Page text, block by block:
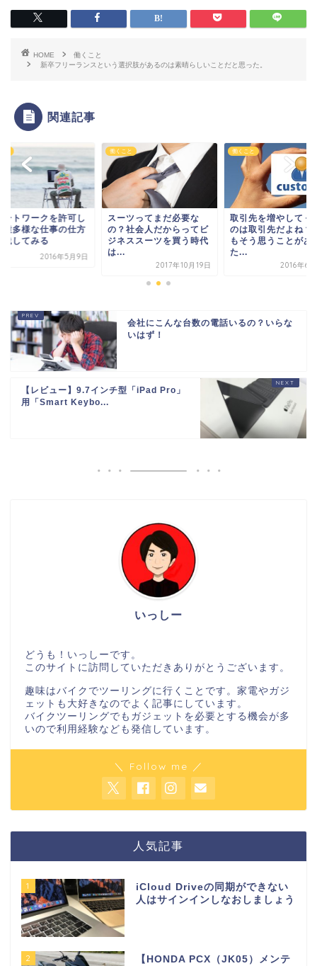
HOME
働くこと
新卒フリーランスという選択肢があるのは素晴らしいことだと思った。
関連記事
ツってまだ必要な
社会人だからってビ
ススーツを買う時代
働くこと
取引先を増やしてくれる
のは取引先だよね？とて
もそう思うことがあっ
た...
2016年6月27日
働くこと
リモートワークを許
て多種多様な仕事の
を実践してみる
会社にこんな台数の電話いるの？いらな
いはず！
【レビュー】9.7インチ型「iPad Pro」
用「Smart Keybo...
いっしー
どうも！いっしーです。
このサイトに訪問していただきありがとうございます。
趣味はバイクでツーリングに行くことです。家電やガジ
ェットも大好きなのでよく記事にしています。
バイクツーリングでもガジェットを必要とする機会が多
いので利用経験なども発信しています。
＼ Follow me ／
人気記事
1
iCloud Driveの同期ができない
人はサインインしなおしましょう
2
【HONDA PCX（JK05）メンテ